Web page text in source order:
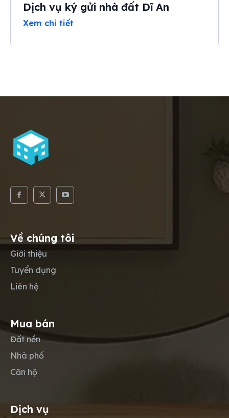
Dịch vụ ký gửi nhà đất Dĩ An
Xem chi tiết
Về chúng tôi
Giới thiệu
Tuyển dụng
Liên hệ
Mua bán
Đất nền
Nhà phố
Căn hộ
Dịch vụ